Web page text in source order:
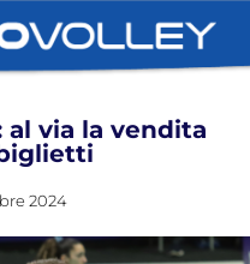
al via la vendita
2024